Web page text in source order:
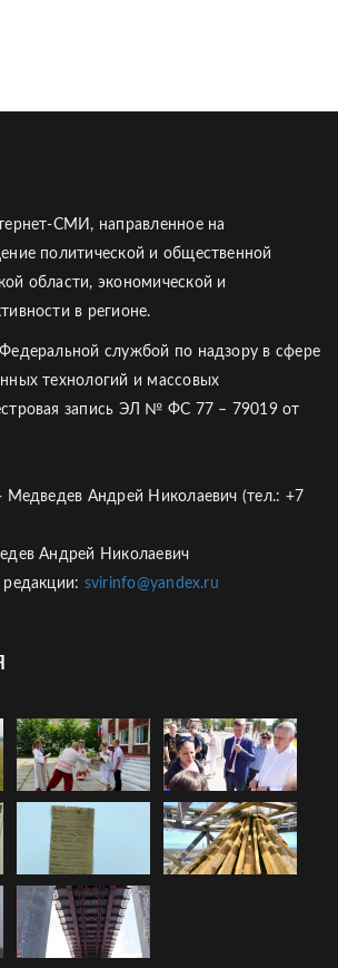
СМИ, направленное на
политической и общественной
области, экономической и
в регионе.
службой по надзору в сфере
технологий и массовых
запись ЭЛ № ФС 77 – 79019 от
Медведев Андрей Николаевич (тел.: +7
Андрей Николаевич
редакции: svirinfo@yandex.ru